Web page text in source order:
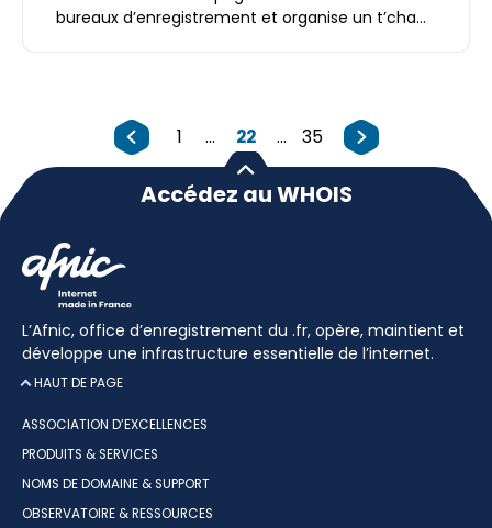
bureaux d’enregistrement et organise un t’cha...
1 ... 22 ... 35
Accédez au WHOIS
L’Afnic, office d’enregistrement du .fr, opère, maintient et
développe une infrastructure essentielle de l’internet.
HAUT DE PAGE
ASSOCIATION D’EXCELLENCES
PRODUITS & SERVICES
NOMS DE DOMAINE & SUPPORT
OBSERVATOIRE & RESSOURCES